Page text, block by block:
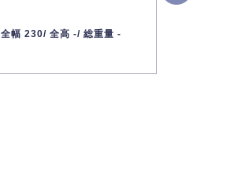
全幅 230/ 全高 -/ 総重量 -